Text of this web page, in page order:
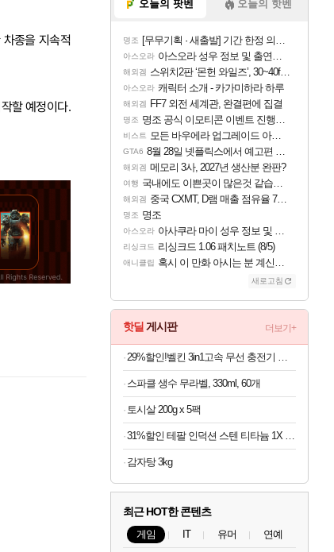
종을 지속적
할 예정이다.
오늘의 팟벤 오늘의 핫벤
명조 [무무기획 · 새출발] 기간 한정 의뢰 이벤트
아스오라 아스오라 성우 정보 및 출연작 모음
해외겜 스위치2판 ‘몬헌 와일즈’, 30~40fps 목표 추정
아스오라 캐릭터 소개 - 카가미하라 하루
해외겜 FF7 외전 세계관, 완결편에 집결
명조 명조 공식 이모티콘 이벤트 진행해봤습니다! 참여부터 추첨까지????
비스트 모든 바우에라 업그레이드 아이템 획득 위치 공략 (89개)
GTA6 8월 28일 넷플릭스에서 예고편 공개 예정
해외겜 메모리 3사, 2027년 생산분 완판?
여행 국내에도 이쁜곳이 많은것 같습니다
해외겜 중국 CXMT, D램 매출 점유율 7%…글로벌 4위로 부상
명조 명조
아스오라 아사쿠라 마이 성우 정보 및 주요 필모
리싱크드 리싱크드 1.06 패치노트 (8/5)
애니클립 혹시 이 만화 아시는 분 계신가요
새로고침
핫딜 게시판 더보기+
29%할인!벨킨 3in1고속 무선 충전기 갤럭시S26 아이폰17 호환
스파클 생수 무라벨, 330ml, 60개
토시살 200g x 5팩
31%할인 테팔 인덕션 스텐 티타늄 1X 디네토 프라이팬 28CM
감자탕 3kg
최근 HOT한 콘텐츠
게임 IT 유머 연예